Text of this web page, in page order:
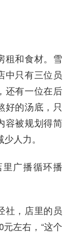
租和食材。雪
中只有三位员
还有一位在后
好的汤底，只
容被规划得简
人力。
广播循环播
社，店里的员
左右，“这个